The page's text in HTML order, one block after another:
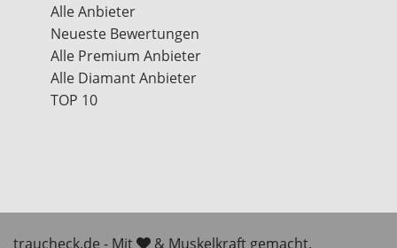
Alle Anbieter
Neueste Bewertungen
Alle Premium Anbieter
Alle Diamant Anbieter
TOP 10
traucheck.de - Mit & Muskelkraft gemacht.